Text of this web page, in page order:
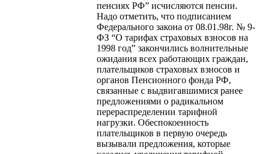
пенсиях РФ” исчисляются пенсии.
Надо отметить, что подписанием
Федерального закона от 08.01.98г. № 9-
ФЗ “О тарифах страховых взносов на
1998 год” закончились волнительные
ожидания всех работающих граждан,
плательщиков страховых взносов и
органов Пенсионного фонда РФ,
связанные с выдвигавшимися ранее
предложениями о радикальном
перераспределении тарифной
нагрузки. Обеспокоенность
плательщиков в первую очередь
вызывали предложения, которые